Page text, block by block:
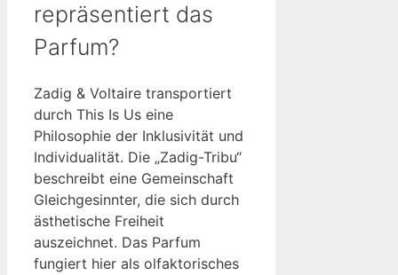
repräsentiert das
Parfum?
Zadig & Voltaire transportiert
durch This Is Us eine
Philosophie der Inklusivität und
Individualität. Die „Zadig-Tribu“
beschreibt eine Gemeinschaft
Gleichgesinnter, die sich durch
ästhetische Freiheit
auszeichnet. Das Parfum
fungiert hier als olfaktorisches